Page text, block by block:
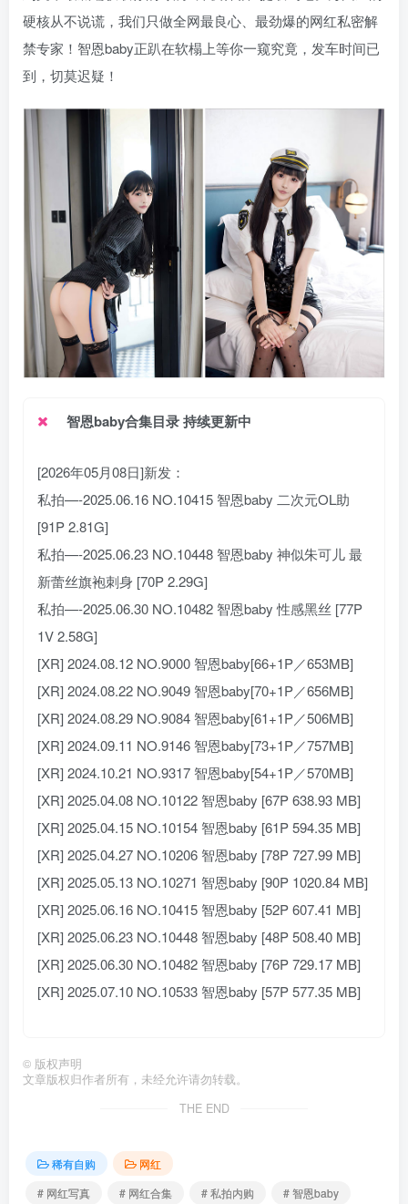
硬核从不说谎，我们只做全网最良心、最劲爆的网红私密解
禁专家！智恩baby正趴在软榻上等你一窥究竟，发车时间已
到，切莫迟疑！
智恩baby合集目录 持续更新中
[2026年05月08日]新发：
私拍—-2025.06.16 NO.10415 智恩baby 二次元OL助
[91P 2.81G]
私拍—-2025.06.23 NO.10448 智恩baby 神似朱可儿 最
新蕾丝旗袍刺身 [70P 2.29G]
私拍—-2025.06.30 NO.10482 智恩baby 性感黑丝 [77P
1V 2.58G]
[XR] 2024.08.12 NO.9000 智恩baby[66+1P／653MB]
[XR] 2024.08.22 NO.9049 智恩baby[70+1P／656MB]
[XR] 2024.08.29 NO.9084 智恩baby[61+1P／506MB]
[XR] 2024.09.11 NO.9146 智恩baby[73+1P／757MB]
[XR] 2024.10.21 NO.9317 智恩baby[54+1P／570MB]
[XR] 2025.04.08 NO.10122 智恩baby [67P 638.93 MB]
[XR] 2025.04.15 NO.10154 智恩baby [61P 594.35 MB]
[XR] 2025.04.27 NO.10206 智恩baby [78P 727.99 MB]
[XR] 2025.05.13 NO.10271 智恩baby [90P 1020.84 MB]
[XR] 2025.06.16 NO.10415 智恩baby [52P 607.41 MB]
[XR] 2025.06.23 NO.10448 智恩baby [48P 508.40 MB]
[XR] 2025.06.30 NO.10482 智恩baby [76P 729.17 MB]
[XR] 2025.07.10 NO.10533 智恩baby [57P 577.35 MB]
© 版权声明
文章版权归作者所有，未经允许请勿转载。
THE END
稀有自购
网红
# 网红写真
# 网红合集 # 私拍内购 # 智恩baby